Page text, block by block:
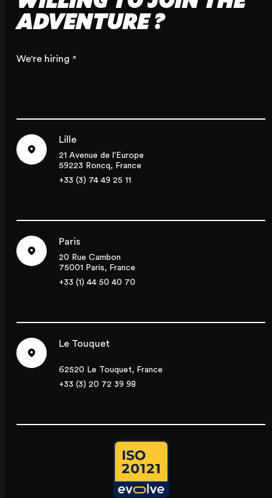
ADVENTURE ?
We're hiring
Lille
21 Avenue de l'Europe
59223 Roncq, France
+33 (3) 74 49 25 11
Paris
20 Rue Cambon
75001 Paris, France
+33 (1) 44 50 40 70
Le Touquet
62520 Le Touquet, France
+33 (3) 20 72 39 98